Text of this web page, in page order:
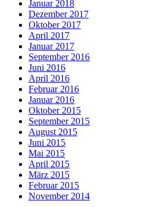
Januar 2018
Dezember 2017
Oktober 2017
April 2017
Januar 2017
September 2016
Juni 2016
April 2016
Februar 2016
Januar 2016
Oktober 2015
September 2015
August 2015
Juni 2015
Mai 2015
April 2015
März 2015
Februar 2015
November 2014